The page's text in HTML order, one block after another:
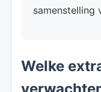
samenstelling
Welke